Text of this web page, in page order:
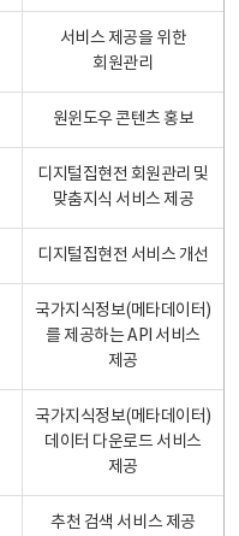
서비스 제공을 위한
회원관리
원윈도우 콘텐츠 홍보
디지털집현전 회원관리 및
맞춤지식 서비스 제공
디지털집현전 서비스 개선
국가지식정보(메타데이터)
를 제공하는 API 서비스
제공
국가지식정보(메타데이터)
데이터 다운로드 서비스
제공
추천 검색 서비스 제공